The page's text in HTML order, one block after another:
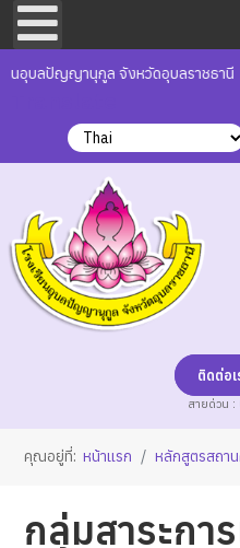
นอุบลปัญญานุกูล จังหวัดอุบลราชธานี
ติดต่อ
สายด่วน :
คุณอยู่ที่:หน้าแรก หลักสูตรสถา
กลุ่มสาระกา